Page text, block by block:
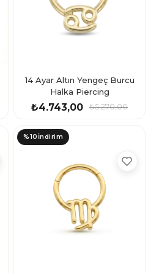
14 Ayar Altın Yengeç Burcu
Halka Piercing
₺4.743,00 ₺5.270,00
%10 İndirim